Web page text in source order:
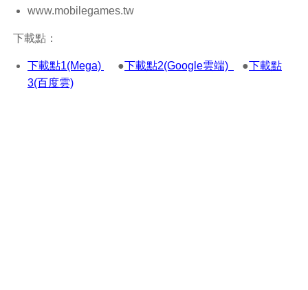
www.mobilegames.tw
下載點：
下載點1(Mega) ●下載點2(Google雲端) ●下載點
3(百度雲)